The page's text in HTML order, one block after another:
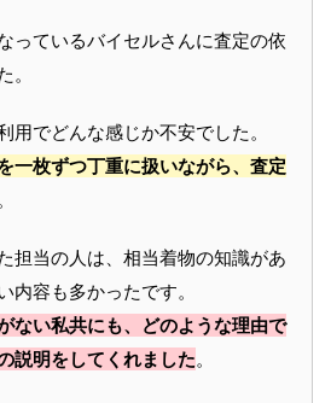
っているバイセルさんに査定の依
。
用でどんな感じか不安でした。
一枚ずつ丁重に扱いながら、査定
。
担当の人は、相当着物の知識があ
内容も多かったです。
ない私共にも、どのような理由で
説明をしてくれました。